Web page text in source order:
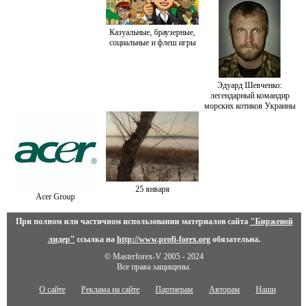
Казуальные, браузерные,
социальные и флеш игры
Эдуард Шевченко:
легендарный командир
морских котиков Украины
Acer Group
25 января
При полном или частичном использовании материалов сайта "Биржевой
лидер" ссылка на http://www.profi-forex.orgобязательна.
© Masterforex-V 2005 - 2024
Все права защищены.
О сайте Реклама на сайте Партнерам Авторам Наши